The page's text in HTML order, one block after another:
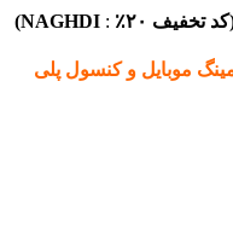
کد تخفیف ۲۰٪ :
NAGHDI)
موبایل و کنسول پلی